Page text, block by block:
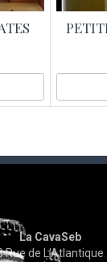
La CavaSeb
Rue de L'Atlantique